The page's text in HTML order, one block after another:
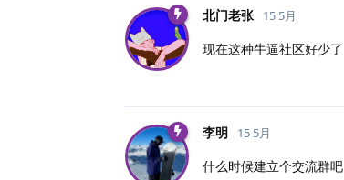
北门老张 15 5月
现在这种牛逼社区好少了
李明 15 5月
什么时候建立个交流群吧